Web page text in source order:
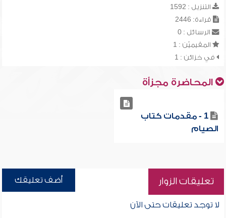
التنزيل : 1592
قراءة: 2446
الرسائل : 0
المقيميّن : 1
في خزائن : 1
المحاضرة مجزأة
1 - مقدمات كتاب
الصيام
تعليقات الزوار أضف تعليقك
لا توجد تعليقات حتى الآن